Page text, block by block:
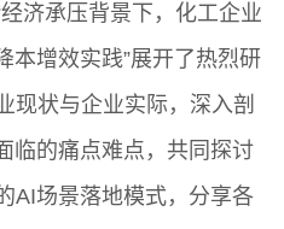
济承压背景下，化工企业
本增效实践”展开了热烈研
现状与企业实际，深入剖
临的痛点难点，共同探讨
AI场景落地模式，分享各